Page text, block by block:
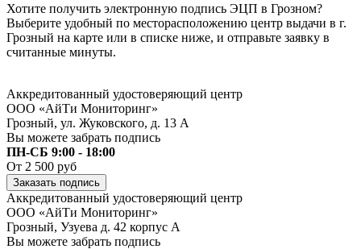
Хотите получить электронную подпись ЭЦП в Грозном?
Выберите удобный по месторасположению центр выдачи в г.
Грозный на карте или в списке ниже, и отправьте заявку в
считанные минуты.
Аккредитованный удостоверяющий центр
ООО «АйТи Мониторинг»
Грозный, ул. Жуковского, д. 13 А
Вы можете забрать подпись
ПН-СБ 9:00 - 18:00
От 2 500 руб
Заказать подпись
Аккредитованный удостоверяющий центр
ООО «АйТи Мониторинг»
Грозный, Узуева д. 42 корпус А
Вы можете забрать подпись